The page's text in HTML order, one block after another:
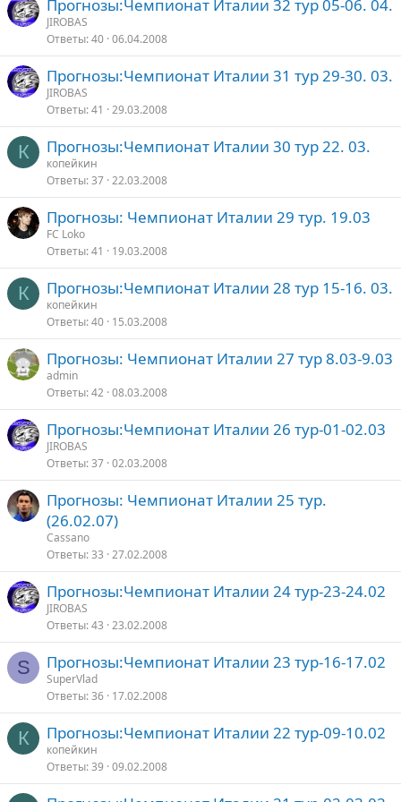
Прогнозы:Чемпионат Италии 32 тур 05-06. 04.
JIROBAS
Ответы 40 06.04.2008
Прогнозы:Чемпионат Италии 31 тур 29-30. 03.
JIROBAS
Ответы 41 29.03.2008
К Прогнозы:Чемпионат Италии 30 тур 22. 03.
копейкин
Ответы 37 22.03.2008
Прогнозы: Чемпионат Италии 29 тур. 19.03
FC Loko
Ответы 41 19.03.2008
К Прогнозы:Чемпионат Италии 28 тур 15-16. 03.
копейкин
Ответы 40 15.03.2008
Прогнозы: Чемпионат Италии 27 тур 8.03-9.03
admin
Ответы 42 08.03.2008
Прогнозы:Чемпионат Италии 26 тур-01-02.03
JIROBAS
Ответы 37 02.03.2008
Прогнозы: Чемпионат Италии 25 тур.
(26.02.07)
Cassano
Ответы 33 27.02.2008
Прогнозы:Чемпионат Италии 24 тур-23-24.02
JIROBAS
Ответы 43 23.02.2008
S Прогнозы:Чемпионат Италии 23 тур-16-17.02
SuperVlad
Ответы 36 17.02.2008
К Прогнозы:Чемпионат Италии 22 тур-09-10.02
копейкин
Ответы 39 09.02.2008